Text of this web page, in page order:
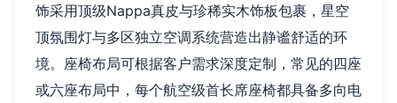
饰采用顶级Nappa真皮与珍稀实木饰板包裹，星空
顶氛围灯与多区独立空调系统营造出静谧舒适的环
境。座椅布局可根据客户需求深度定制，常见的四座
或六座布局中，每个航空级首长席座椅都具备多向电